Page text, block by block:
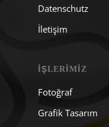
Datenschutz
İletişim
İŞLERIMIZ
Fotoğraf
Grafik Tasarım